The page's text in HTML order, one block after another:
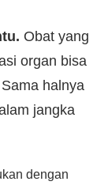
Obat yang
organ bisa
halnya
jangka
dengan